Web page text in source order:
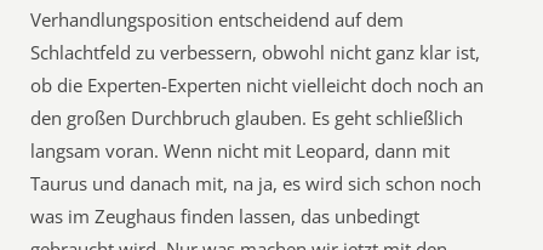
Verhandlungsposition entscheidend auf dem
Schlachtfeld zu verbessern, obwohl nicht ganz klar ist,
ob die Experten-Experten nicht vielleicht doch noch an
den großen Durchbruch glauben. Es geht schließlich
langsam voran. Wenn nicht mit Leopard, dann mit
Taurus und danach mit, na ja, es wird sich schon noch
was im Zeughaus finden lassen, das unbedingt